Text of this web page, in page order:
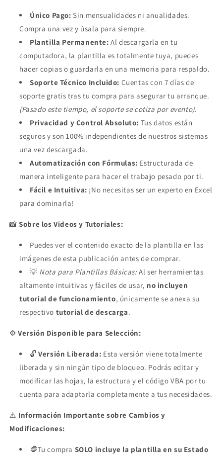
en
en
Único Pago: Sin mensualidades ni anualidades.
Compra una vez y úsala para siempre.
Plantilla Permanente: Al descargarla en tu
computadora, la plantilla es totalmente tuya, puedes
hacer copias o guardarla en una memoria para respaldo.
Soporte Técnico Incluido: Cuentas con 7 días de
soporte gratis tras tu compra para asegurar tu arranque.
(Pasado este tiempo, el soporte se cotiza por evento).
Privacidad y Control Absoluto: Tus datos están
seguros y son 100% independientes de nuestros sistemas
una vez descargada.
Automatización con Fórmulas: Estructurada de
manera inteligente para hacer el trabajo pesado por ti.
Fácil e Intuitiva: ¡No necesitas ser un experto en Excel
para dominarla!
📸Sobre los Videos y Tutoriales:
Puedes ver el contenido exacto de la plantilla en las
imágenes de esta publicación antes de comprar.
💡 Nota para Plantillas Básicas:Al ser herramientas
altamente intuitivas y fáciles de usar, no incluyen
tutorial de funcionamiento, únicamente se anexa su
respectivo tutorial de descarga.
⚙️Versión Disponible para Selección:
🔓Versión Liberada: Esta versión viene totalmente
liberada y sin ningún tipo de bloqueo. Podrás editar y
modificar las hojas, la estructura y el código VBA por tu
cuenta para adaptarla completamente a tus necesidades.
⚠️ Información Importante sobre Cambios y
Modificaciones:
🛑Tu compra SOLO incluye la plantilla en su Estado